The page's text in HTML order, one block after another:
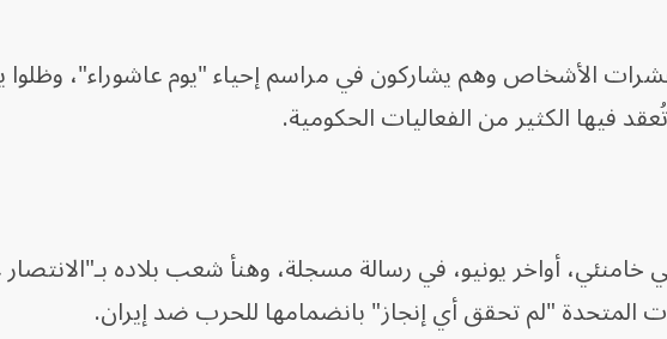
الأشخاص وهم يشاركون في مراسم إحياء "يوم عاشوراء"، وظلوا
فيها الكثير من الفعاليات الحكومية.
خامنئي، أواخر يونيو، في رسالة مسجلة، وهنأ شعب بلاده
المتحدة "لم تحقق أي إنجاز" بانضمامها للحرب ضد إيران.